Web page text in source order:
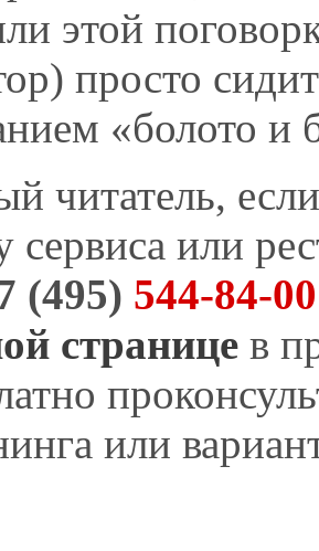
этой
просто
«болото и
читатель,
сервиса или
(495) 544-84-00
странице в
или